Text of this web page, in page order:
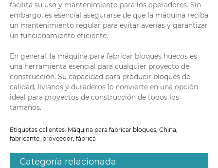
facilita su uso y mantenimiento para los operadores. Sin
embargo, es esencial asegurarse de que la máquina reciba
un mantenimiento regular para evitar averías y garantizar
un funcionamiento eficiente.
En general, la máquina para fabricar bloques huecos es
una herramienta esencial para cualquier proyecto de
construcción. Su capacidad para producir bloques de
calidad, livianos y duraderos lo convierte en una opción
ideal para proyectos de construcción de todos los
tamaños.
Etiquetas calientes: Máquina para fabricar bloques, China,
fabricante, proveedor, fábrica
Categoría relacionada